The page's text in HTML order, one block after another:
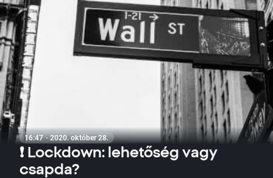
16:47 · 2020. október 28.
❗ Lockdown: lehetőség vagy
csapda?